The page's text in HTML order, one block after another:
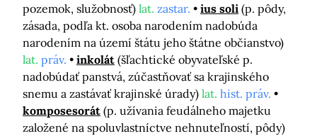
pozemok, služobnosť) lat. zastar. ius soli (p. pôdy,
zásada, podľa kt. osoba narodením nadobúda
narodením na území štátu jeho štátne občianstvo)
lat. práv. inkolát (šľachtické obyvateľské p.
nadobúdať panstvá, zúčastňovať sa krajinského
snemu a zastávať krajinské úrady) lat. hist. práv.
komposesorát (p. užívania feudálneho majetku
založené na spoluvlastníctve nehnuteľností, pôdy)